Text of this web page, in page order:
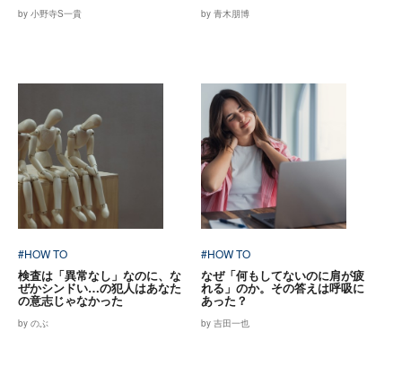
by 小野寺S一貴 by 青木朋博
#HOW TO
検査は「異常なし」なのに、な
ぜかシンドい…の犯人はあなた
の意志じゃなかった
by のぶ
#HOW TO
なぜ「何もしてないのに肩が疲
れる」のか。その答えは呼吸に
あった？
by 吉田一也